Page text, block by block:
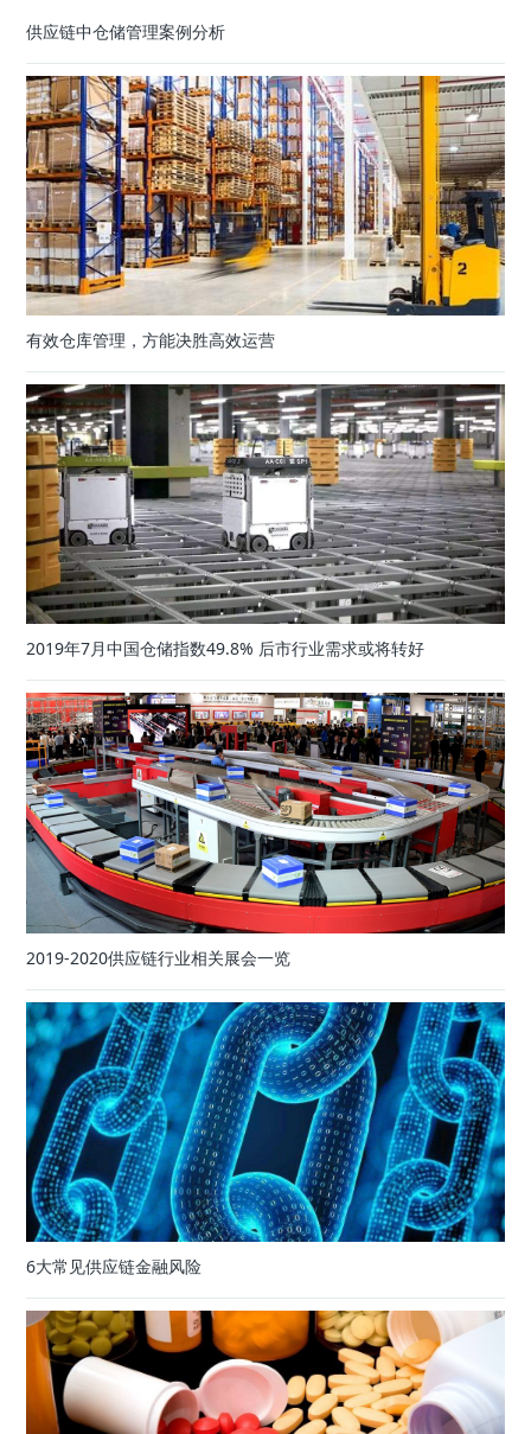
供应链中仓储管理案例分析
有效仓库管理，方能决胜高效运营
2019年7月中国仓储指数49.8% 后市行业需求或将转好
2019-2020供应链行业相关展会一览
6大常见供应链金融风险